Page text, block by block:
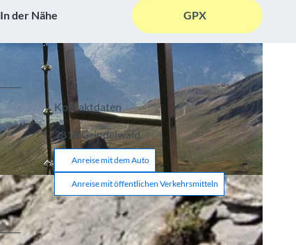
In der Nähe GPX
Kontaktdaten
3818Grindelwald
Anreise mit dem Auto
Anreise mit öffentlichen Verkehrsmitteln